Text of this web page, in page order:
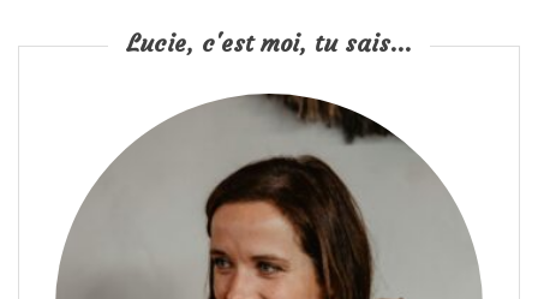
Lucie, c'est moi, tu sais...